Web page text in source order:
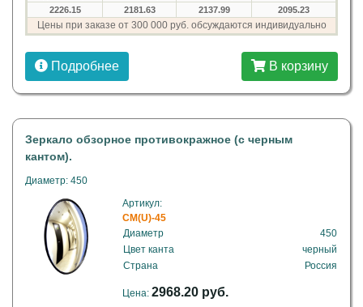
2226.15
2181.63 2137.99 2095.23
Цены при заказе от 300 000 руб. обсуждаются индивидуально
Подробнее В корзину
Зеркало обзорное противокражное (с черным
кантом).
Диаметр: 450
Артикул:
CM(U)-45
Диаметр
450
Цвет канта
черный
Страна
Россия
Цена: 2968.20 руб.